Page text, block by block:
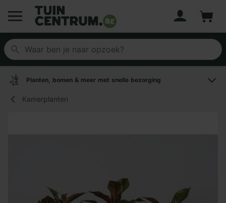
Logo Tuincentrum.be
Planten, bomen & meer met snelle bezorging
Kamerplanten